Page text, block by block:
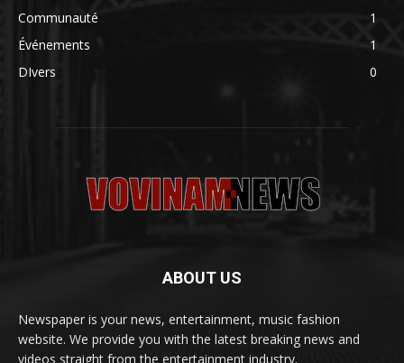
Communauté
1
Événements
1
DIvers
0
ABOUT US
Newspaper is your news, entertainment, music fashion
website. We provide you with the latest breaking news and
videos straight from the entertainment industry.